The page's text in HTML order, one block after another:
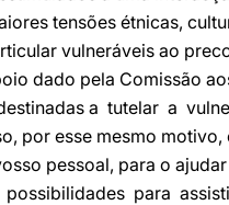
tensões étnicas,
vulneráveis ao
dado pela Comissão
a tutelar a
por esse mesmo
pessoal, para o
possibilidades para